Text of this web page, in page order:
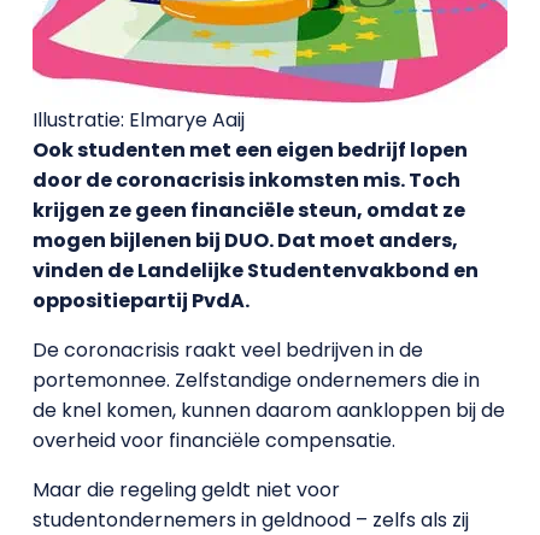
Illustratie: Elmarye Aaij
Ook studenten met een eigen bedrijf lopen
door de coronacrisis inkomsten mis. Toch
krijgen ze geen financiële steun, omdat ze
mogen bijlenen bij DUO. Dat moet anders,
vinden de Landelijke Studentenvakbond en
oppositiepartij PvdA.
De coronacrisis raakt veel bedrijven in de
portemonnee. Zelfstandige ondernemers die in
de knel komen, kunnen daarom aankloppen bij de
overheid voor financiële compensatie.
Maar die regeling geldt niet voor
studentondernemers in geldnood – zelfs als zij